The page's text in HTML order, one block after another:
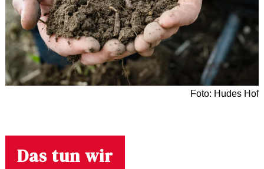
Foto: Hudes Hof
Das tun wir